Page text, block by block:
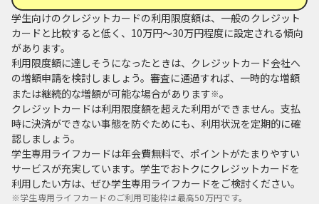
学生向けのクレジットカードの利用限度額は、一般のクレジット
カードと比較すると低く、10万円～30万円程度に設定される傾向
があります。
利用限度額に達しそうになったときは、クレジットカード会社へ
の増額申請を検討しましょう。審査に通過すれば、一時的な増額
または継続的な増額が可能な場合があります※。
クレジットカードは利用限度額を超えた利用ができません。支払
時に決済ができない事態を防ぐためにも、利用状況を定期的に確
認しましょう。
学生専用ライフカードは年会費無料で、ポイントがたまりやすい
サービスが充実しています。学生でおトクにクレジットカードを
利用したい方は、ぜひ学生専用ライフカードをご検討ください。
※学生専用ライフカードのご利用可能枠は最高50万円です。